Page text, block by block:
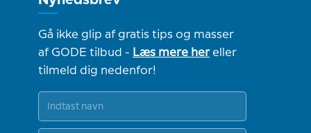
Gå ikke glip af gratis tips og masser
af GODE tilbud - Læs mere hereller
tilmeld dig nedenfor!